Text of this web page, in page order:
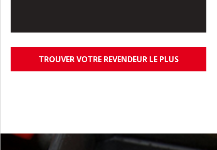
TROUVER VOTRE REVENDEUR LE PLUS